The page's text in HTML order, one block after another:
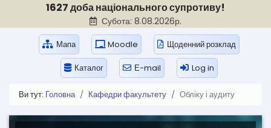
1627 доба національного супротиву!
Субота: 8.08.2026р.
Мапа Moodle Щоденний розклад
Каталог Е-mail Log in
Ви тут: Головна Кафедри факультету Обліку і аудиту